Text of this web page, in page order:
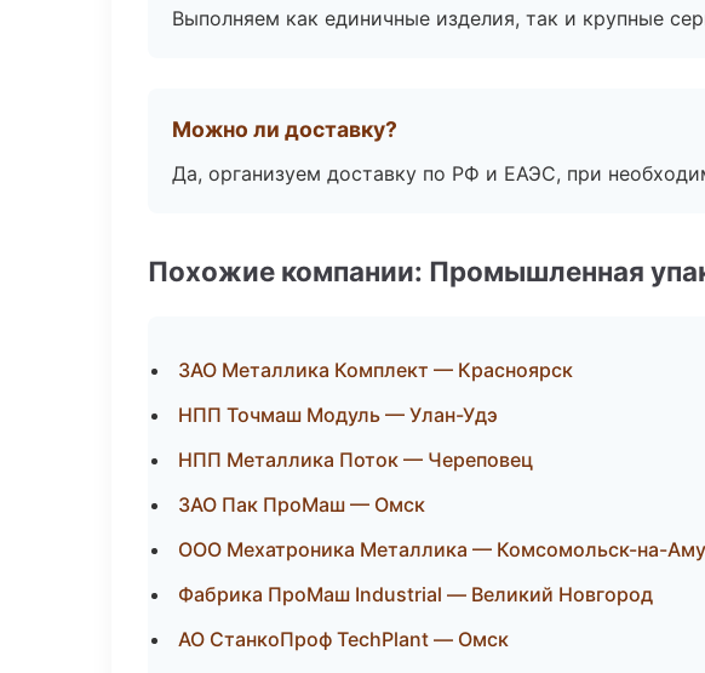
Выполняем как единичные изделия, так и крупные
Можно ли доставку?
Да, организуем доставку по РФ и ЕАЭС, при
Похожие компании: Промышленная
ЗАО Металлика Комплект — Красноярск
НПП Точмаш Модуль — Улан-Удэ
НПП Металлика Поток — Череповец
ЗАО Пак ПроМаш — Омск
ООО Мехатроника Металлика — Комсомольск-на-
Фабрика ПроМаш Industrial — Великий Новгород
АО СтанкоПроф TechPlant — Омск